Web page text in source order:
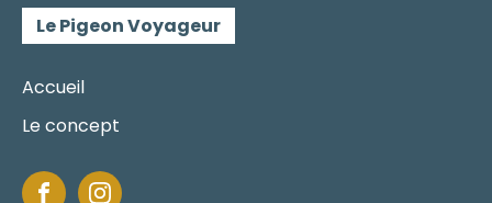
Le Pigeon Voyageur
Accueil
Le concept